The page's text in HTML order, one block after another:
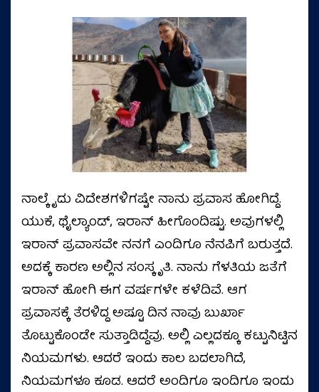
ನಾಲ್ಕೈದು ವಿದೇಶಗಳಿಗಷ್ಟೇ ನಾನು ಪ್ರವಾಸ ಹೋಗಿದ್ದೆ.
ಯುಕೆ, ಥೈಲ್ಯಾಂಡ್‌, ಇರಾನ್‌ ಹೀಗೊಂದಿಷ್ಟು. ಅವುಗಳಲ್ಲಿ
ಇರಾನ್‌ ಪ್ರವಾಸವೇ ನನಗೆ ಎಂದಿಗೂ ನೆನಪಿಗೆ ಬರುತ್ತದೆ.
ಅದಕ್ಕೆ ಕಾರಣ ಅಲ್ಲಿನ ಸಂಸ್ಕೃತಿ. ನಾನು ಗೆಳತಿಯ ಜತೆಗೆ
ಇರಾನ್‌ ಹೋಗಿ ಈಗ ವರ್ಷಗಳೇ ಕಳೆದಿವೆ. ಆಗ
ಪ್ರವಾಸಕ್ಕೆ ತೆರಳಿದ್ದ ಅಷ್ಟೂ ದಿನ ನಾವು ಬುರ್ಖಾ
ತೊಟ್ಟುಕೊಂಡೇ ಸುತ್ತಾಡಿದ್ದೆವು. ಅಲ್ಲಿ ಎಲ್ಲದಕ್ಕೂ ಕಟ್ಟುನಿಟ್ಟಿನ
ನಿಯಮಗಳು. ಆದರೆ ಇಂದು ಕಾಲ ಬದಲಾಗಿದೆ,
ನಿಯಮಗಳೂ ಕೂಡ. ಆದರೆ ಅಂದಿಗೂ ಇಂದಿಗೂ ಇಂದು